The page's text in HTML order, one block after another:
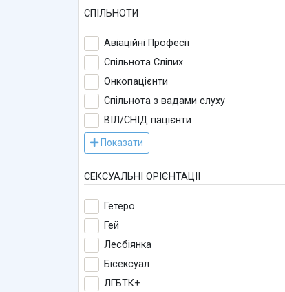
СПІЛЬНОТИ
Авіаційні Професії
Спільнота Сліпих
Онкопацієнти
Спільнота з вадами слуху
ВІЛ/СНІД пацієнти
Показати
СЕКСУАЛЬНІ ОРІЄНТАЦІЇ
Гетеро
Гей
Лесбіянка
Бісексуал
ЛГБТК+